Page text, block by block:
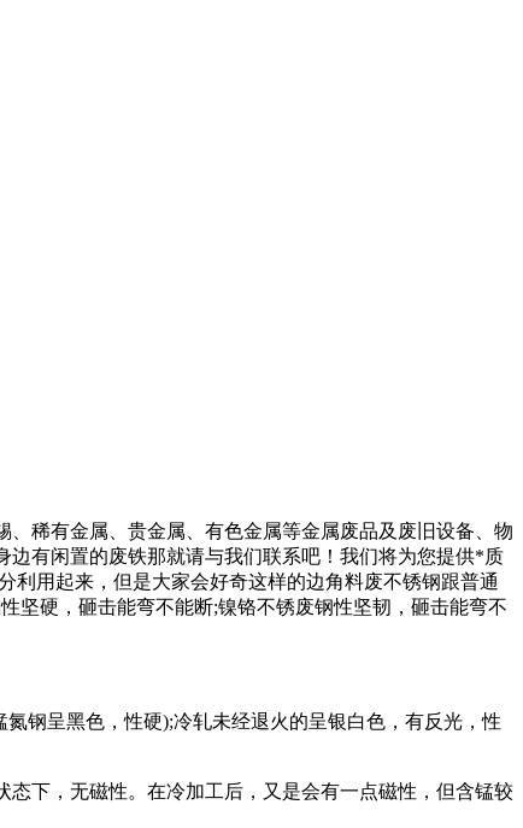
稀有金属、贵金属、有色金属等金属废品及废旧设备、物
有闲置的废铁那就请与我们联系吧！我们将为您提供*质
用起来，但是大家会好奇这样的边角料废不锈钢跟普通
坚硬，砸击能弯不能断;镍铬不锈废钢性坚韧，砸击能弯不
钢呈黑色，性硬);冷轧未经退火的呈银白色，有反光，性
下，无磁性。在冷加工后，又是会有一点磁性，但含锰较